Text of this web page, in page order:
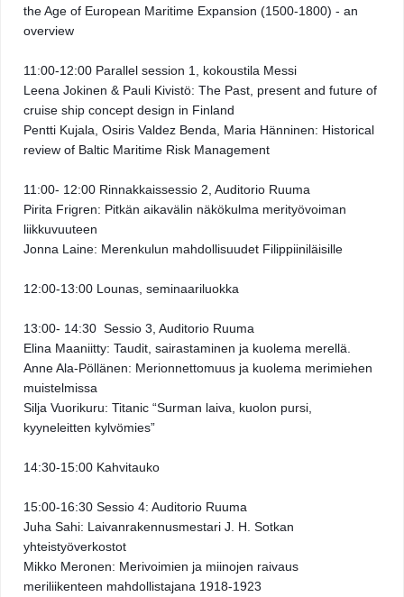
the Age of European Maritime Expansion (1500-1800) - an
overview
11:00-12:00 Parallel session 1, kokoustila Messi
Leena Jokinen & Pauli Kivistö: The Past, present and future of
cruise ship concept design in Finland
Pentti Kujala, Osiris Valdez Benda, Maria Hänninen: Historical
review of Baltic Maritime Risk Management
11:00- 12:00 Rinnakkaissessio 2, Auditorio Ruuma
Pirita Frigren: Pitkän aikavälin näkökulma merityövoiman
liikkuvuuteen
Jonna Laine: Merenkulun mahdollisuudet Filippiiniläisille
12:00-13:00 Lounas, seminaariluokka
13:00- 14:30  Sessio 3, Auditorio Ruuma
Elina Maaniitty: Taudit, sairastaminen ja kuolema merellä.
Anne Ala-Pöllänen: Merionnettomuus ja kuolema merimiehen
muistelmissa
Silja Vuorikuru: Titanic “Surman laiva, kuolon pursi,
kyyneleitten kylvömies”
14:30-15:00 Kahvitauko
15:00-16:30 Sessio 4: Auditorio Ruuma
Juha Sahi: Laivanrakennusmestari J. H. Sotkan
yhteistyöverkostot
Mikko Meronen: Merivoimien ja miinojen raivaus
meriliikenteen mahdollistajana 1918-1923